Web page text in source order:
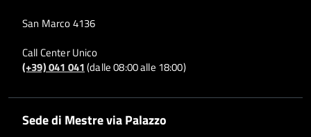
San Marco 4136
Call Center Unico
(+39) 041 041(dalle 08:00 alle 18:00)
Sede di Mestre via Palazzo